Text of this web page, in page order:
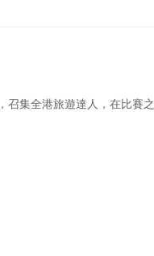
集全港旅遊達人，在比賽